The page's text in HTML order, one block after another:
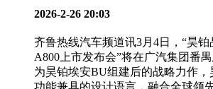
2026-2-26 20:03
齐鲁热线汽车频道讯3月4日，“昊
A800上市发布会”将在广汽集团番
为昊铂埃安BU组建后的战略力作，
功能兼具的设计语言，融合全球领